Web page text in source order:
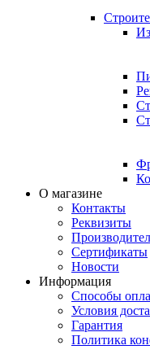
О магазине
Контакты
Реквизиты
Сертификаты
Новости
Информация
Способы
Условия
Гарантия
Политика